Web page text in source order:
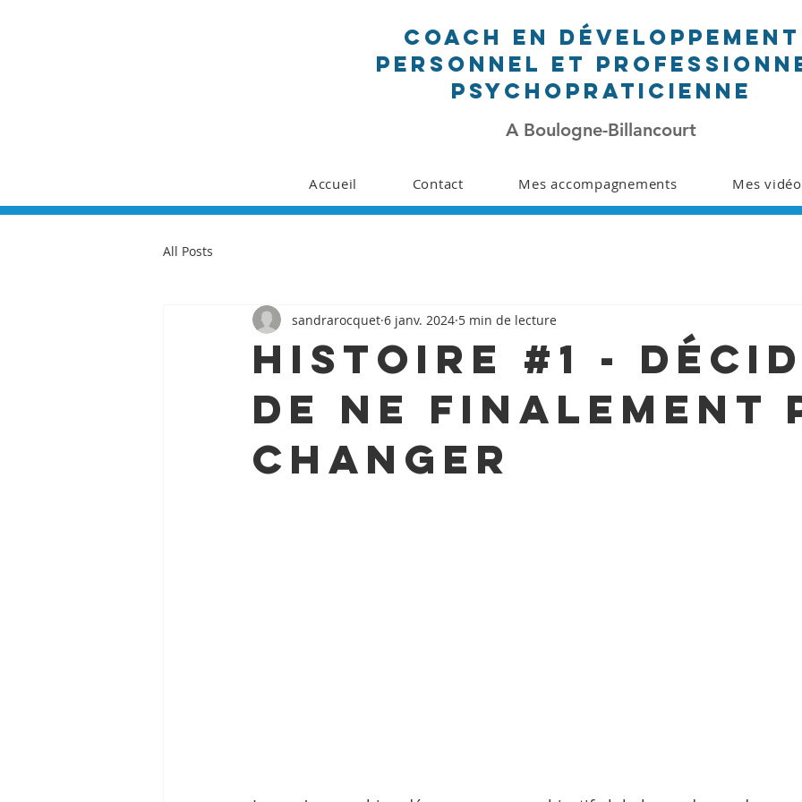
Coach en développement
personnel et
PSYCHOpraticienne
A Boulogne-Billancourt
Accueil Contact Mes accompagnements Mes
All Posts
Histoire #1 -
de ne finalement
changer
sandrarocquet 6 janv. 2024 5 min de lecture